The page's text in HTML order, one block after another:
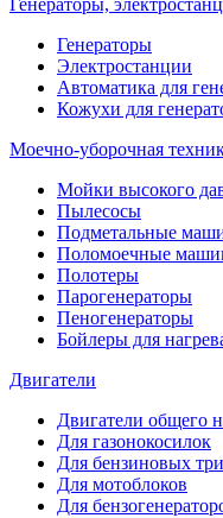
Генераторы,
Генераторы
Электростанции
Автоматика для
Кожухи для
Моечно-уборочная
Мойки высокого
Пылесосы
Подметальные
Поломоечные
Полотеры
Парогенераторы
Пеногенераторы
Бойлеры для
Двигатели
Двигатели общего
Для газонокосилок
Для бензиновых
Для мотоблоков
Для